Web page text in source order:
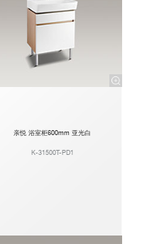
亲悦 浴室柜600mm 亚光白
K-31500T-PD1